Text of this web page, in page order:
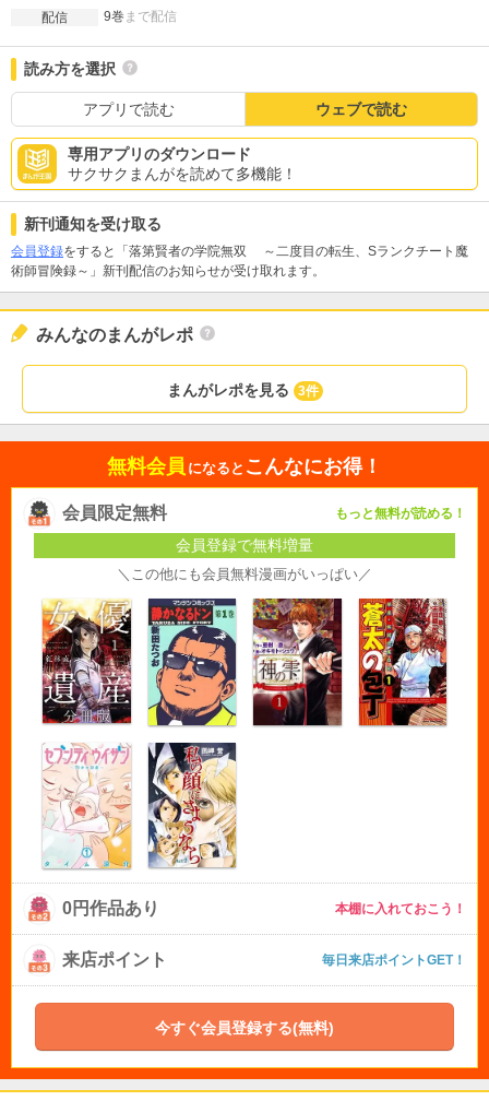
配信
9巻 まで配信
読み方を選択
アプリで読む ウェブで読む
専用アプリのダウンロード
サクサクまんがを読めて多機能！
新刊通知を受け取る
会員登録をすると「落第賢者の学院無双 ～二度目の転生、Sランクチート魔
術師冒険録～」新刊配信のお知らせが受け取れます。
みんなのまんがレポ
まんがレポを見る 3件
無料会員 になると こんなにお得！
会員限定無料 もっと無料が読める！
会員登録で無料増量
＼この他にも会員無料漫画がいっぱい／
0円作品あり 本棚に入れておこう！
来店ポイント 毎日来店ポイントGET！
今すぐ会員登録する(無料)